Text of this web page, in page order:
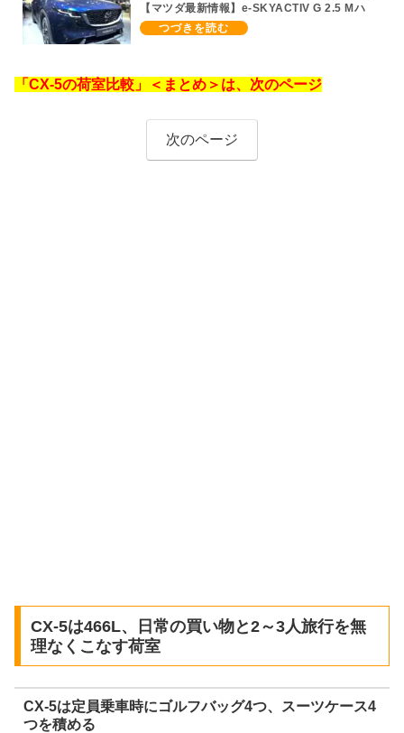
【マツダ最新情報】e-SKYACTIV G 2.5 Mハ
イブリッド/6AT搭載、マツダ製2.5L
「CX-5の荷室比較」＜まとめ＞は、次のページ
次のページ
CX-5は466L、日常の買い物と2～3人旅行を無
理なくこなす荷室
CX-5は定員乗車時にゴルフバッグ4つ、スーツケース4
つを積める